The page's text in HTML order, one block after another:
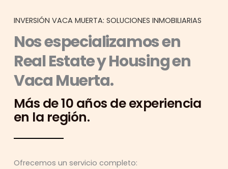
INVERSIÓN VACA MUERTA: SOLUCIONES INMOBILIARIAS
Nos especializamos en
Real Estate y Housing en
Vaca Muerta.
Más de 10 años de experiencia
en la región.
Ofrecemos un servicio completo: